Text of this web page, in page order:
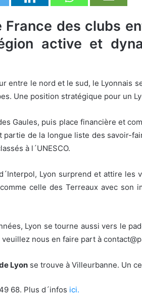
France des clubs
active et
entre le nord et le sud, le Lyonnais
Une position stratégique pour un
Gaules, puis place financière et
partie de la longue liste des savoir-
à l´UNESCO.
Lyon surprend et attire
celle des Terreaux avec son
Lyon se tourne aussi vers le
veuillez nous en faire part à
Lyon se trouve à Villeurbanne. Un
68. Plus d´infos ici.